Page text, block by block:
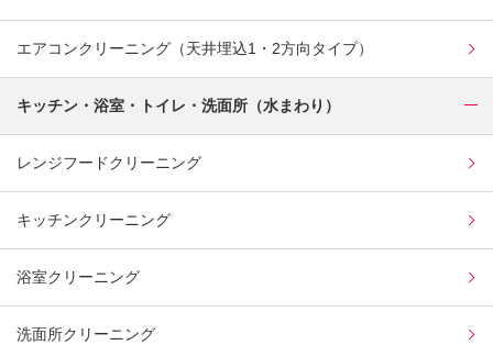
エアコンクリーニング（天井埋込1・2方向タイプ）
キッチン・浴室・トイレ・洗面所（水まわり）
レンジフードクリーニング
キッチンクリーニング
浴室クリーニング
洗面所クリーニング